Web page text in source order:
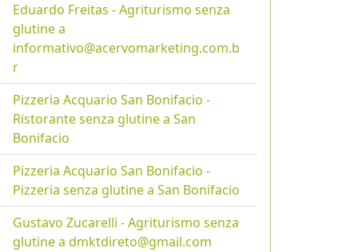
Eduardo Freitas - Agriturismo senza
glutine a
informativo@acervomarketing.com.b
r
Pizzeria Acquario San Bonifacio -
Ristorante senza glutine a San
Bonifacio
Pizzeria Acquario San Bonifacio -
Pizzeria senza glutine a San Bonifacio
Gustavo Zucarelli - Agriturismo senza
glutine a dmktdireto@gmail.com